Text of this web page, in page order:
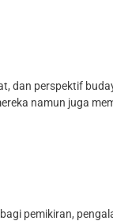
dan perspektif
namun juga
pemikiran,